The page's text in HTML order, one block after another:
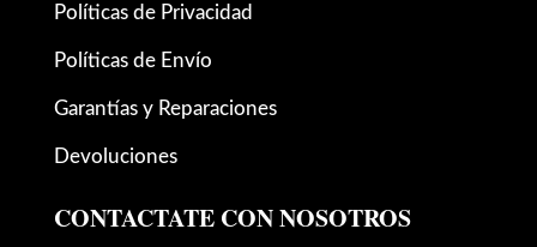
Políticas de Privacidad
Políticas de Envío
Garantías y Reparaciones
Devoluciones
CONTACTATE CON NOSOTROS